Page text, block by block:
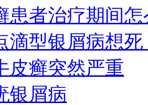
患者治疗期间
滴型银屑病想死
皮癣突然严重
银屑病